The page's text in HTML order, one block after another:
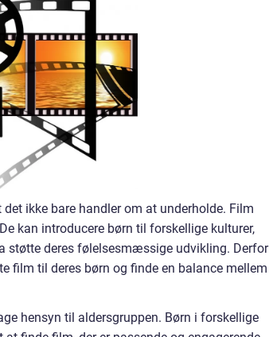
ikke bare handler om at underholde. Film
kan introducere børn til forskellige kulturer,
støtte deres følelsesmæssige udvikling. Derfor
til deres børn og finde en balance mellem
hensyn til aldersgruppen. Børn i forskellige